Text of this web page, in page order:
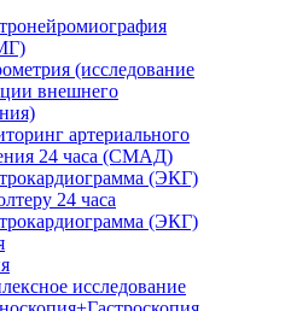
(исследование
внешнего
артериального
24 часа (СМАД)
(ЭКГ)
24 часа
(ЭКГ)
исследование